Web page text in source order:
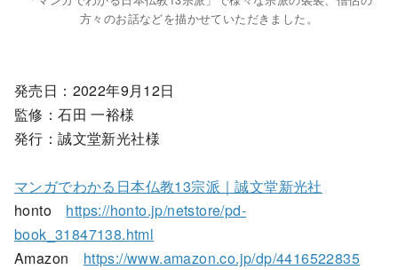
方々のお話などを描かせていただきました。
発売日：2022年9月12日
監修：石田 一裕様
発行：誠文堂新光社様
マンガでわかる日本仏教13宗派｜誠文堂新光社
honto https://honto.jp/netstore/pd-
book_31847138.html
Amazon https://www.amazon.co.jp/dp/4416522835